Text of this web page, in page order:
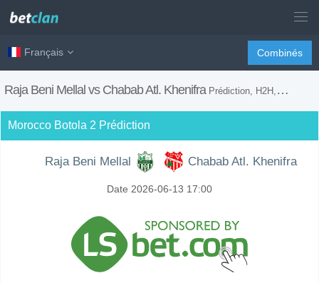
Français Combinés
Raja Beni Mellal vs Chabab Atl. Khenifra Prédiction, H2H, Conseils de Paris et Prévision du Match
Morocco Botola 2 Prédiction
Raja Beni Mellal Chabab Atl. Khenifra
Date 2026-06-13 17:00